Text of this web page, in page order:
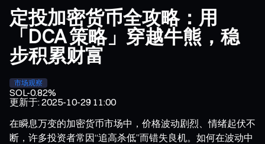
定投加密货币全攻略：用
「DCA 策略」穿越牛熊，稳
步积累财富
市场观察
SOL-0.82%
更新于:2025-10-29 11:00
在瞬息万变的加密货币市场中，价格波动剧烈、情绪起伏不
断，许多投资者常因“追高杀低”而错失良机。如何在波动中